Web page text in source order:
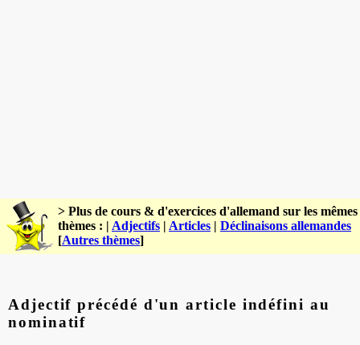
> Plus de cours & d'exercices d'allemand sur les mêmes
thèmes : | Adjectifs | Articles | Déclinaisons allemandes
[Autres thèmes]
Adjectif précédé d'un article indéfini au
nominatif